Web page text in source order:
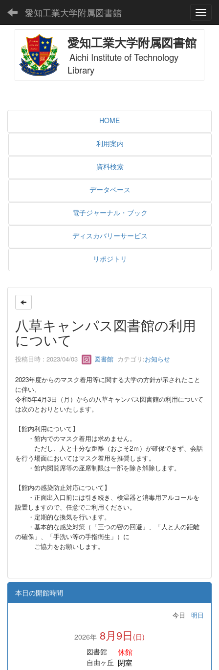
愛知工業大学附属図書館
愛知工業大学附属図書館
Aichi Institute of Technology
Library
HOME
利用案内
資料検索
データベース
電子ジャーナル・ブック
ディスカバリーサービス
リポジトリ
八草キャンパス図書館の利用
について
投稿日時 : 2023/04/03 図書館 カテゴリ:お知らせ
2023年度からのマスク着用等に関する大学の方針が示されたこと
に伴い、
令和5年4月3日（月）からの八草キャンパス図書館の利用について
は次のとおりといたします。
【館内利用について】
・館内でのマスク着用は求めません。
ただし、人と十分な距離（およそ2ｍ）が確保できず、会話
を行う場面においてはマスク着用を推奨します。
・館内閲覧席等の座席制限は一部を除き解除します。
【館内の感染防止対応について】
・正面出入口前には引き続き、検温器と消毒用アルコールを
設置しますので、任意でご利用ください。
・定期的な換気を行います。
・基本的な感染対策（「三つの密の回避」、「人と人の距離
の確保」、「手洗い等の手指衛生」）に
ご協力をお願いします。
本日の開館時間
今日 明日
2026年 8月9日 (日)
図書館
休館
自由ヶ丘 閉室